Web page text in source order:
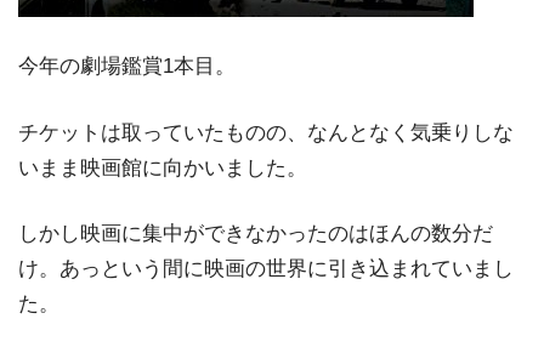
今年の劇場鑑賞1本目。
チケットは取っていたものの、なんとなく気乗りしな
いまま映画館に向かいました。
しかし映画に集中ができなかったのはほんの数分だ
け。あっという間に映画の世界に引き込まれていまし
た。